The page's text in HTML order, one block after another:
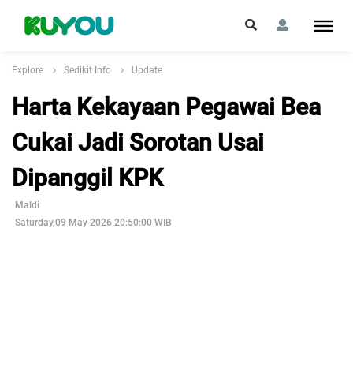
Explore Sedikit Info Update
Harta Kekayaan Pegawai Bea
Cukai Jadi Sorotan Usai
Dipanggil KPK
Maldi
Saturday,09 May 2026 20:50:00 WIB